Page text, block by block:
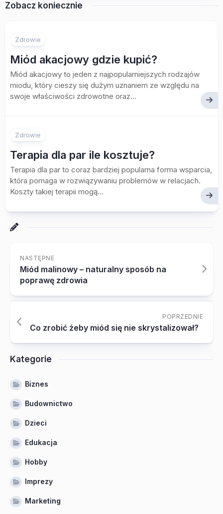
Zobacz koniecznie
Zdrowie
Miód akacjowy gdzie kupić?
Miód akacjowy to jeden z najpopularniejszych rodzajów
miodu, który cieszy się dużym uznaniem ze względu na
swoje właściwości zdrowotne oraz...
Zdrowie
Terapia dla par ile kosztuje?
Terapia dla par to coraz bardziej popularna forma wsparcia,
która pomaga w rozwiązywaniu problemów w relacjach.
Koszty takiej terapii mogą...
NASTĘPNE
Miód malinowy – naturalny sposób na
poprawę zdrowia
POPRZEDNIE
Co zrobić żeby miód się nie skrystalizował?
Kategorie
Biznes
Budownictwo
Dzieci
Edukacja
Hobby
Imprezy
Marketing